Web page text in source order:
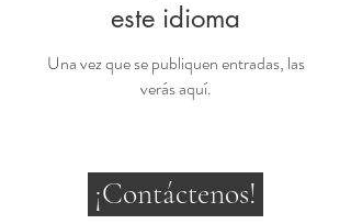
este idioma
Una vez que se publiquen entradas, las
verás aquí.
¡Contáctenos!